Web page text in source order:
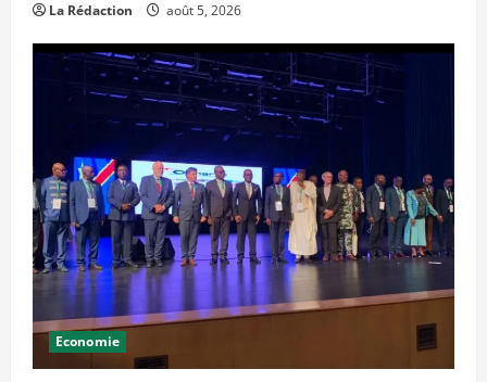
La Rédaction août 5, 2026
Economie